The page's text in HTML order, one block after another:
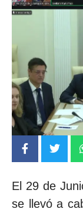
El 29 de
se llevó a